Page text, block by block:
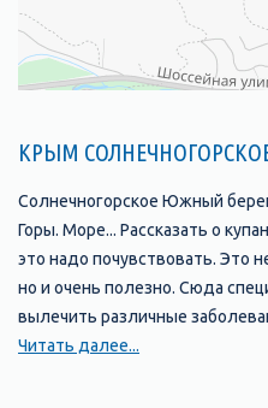
КРЫМ
Солнечногорское Южный
Горы. Море... Рассказать о
это надо почувствовать. Это
но и очень полезно. Сюда
вылечить различные
продлить молодость. Черное
Читать далее...